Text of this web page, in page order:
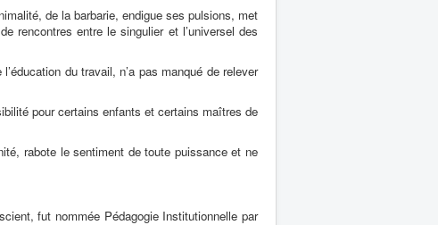
de la barbarie, endigue ses pulsions, met
rencontres entre le singulier et l’universel des
du travail, n’a pas manqué de relever
pour certains enfants et certains maîtres de
rabote le sentiment de toute puissance et ne
fut nommée Pédagogie Institutionnelle par